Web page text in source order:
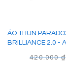
ÁO THUN
BRILLIANCE 2.0 -
420.000₫